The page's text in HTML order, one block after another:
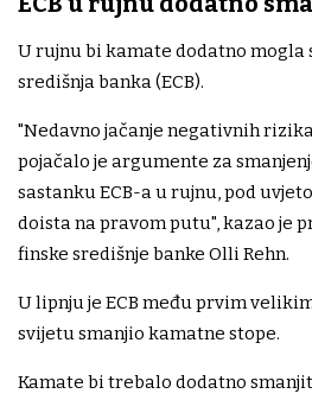
U rujnu bi kamate dodatno mogla
središnja banka (ECB).
"Nedavno jačanje negativnih
pojačalo je argumente za
sastanku ECB-a u rujnu, pod
doista na pravom putu", kazao je
finske središnje banke Olli Rehn.
U lipnju je ECB među prvim
svijetu smanjio kamatne stope.
Kamate bi trebalo dodatno